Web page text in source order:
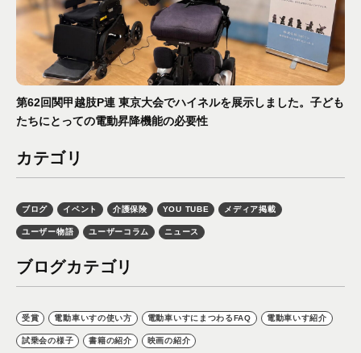
第62回関甲越肢P連 東京大会でハイネルを展示しました。子ども
たちにとっての電動昇降機能の必要性
カテゴリ
ブログ イベント 介護保険 YOU TUBE メディア掲載
ユーザー物語 ユーザーコラム ニュース
ブログカテゴリ
受賞 電動車いすの使い方 電動車いすにまつわるFAQ 電動車いす紹介
試乗会の様子 書籍の紹介 映画の紹介